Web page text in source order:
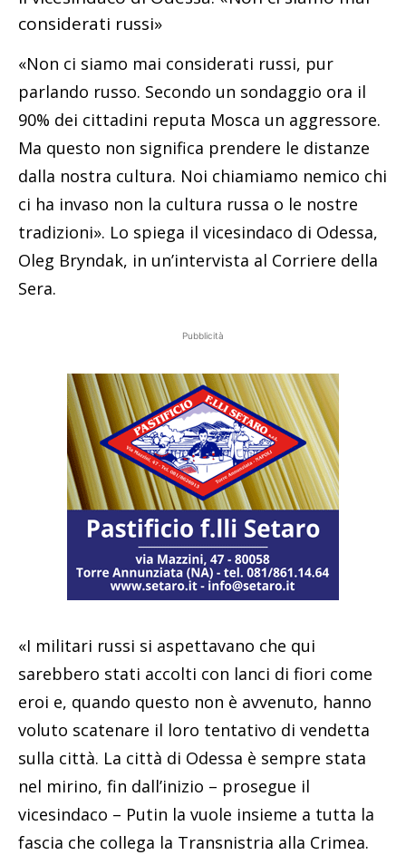
considerati russi»
«Non ci siamo mai considerati russi, pur
parlando russo. Secondo un sondaggio ora il
90% dei cittadini reputa Mosca un aggressore.
Ma questo non significa prendere le distanze
dalla nostra cultura. Noi chiamiamo nemico chi
ci ha invaso non la cultura russa o le nostre
tradizioni». Lo spiega il vicesindaco di Odessa,
Oleg Bryndak, in un’intervista al Corriere della
Sera.
Pubblicità
«I militari russi si aspettavano che qui
sarebbero stati accolti con lanci di fiori come
eroi e, quando questo non è avvenuto, hanno
voluto scatenare il loro tentativo di vendetta
sulla città. La città di Odessa è sempre stata
nel mirino, fin dall’inizio – prosegue il
vicesindaco – Putin la vuole insieme a tutta la
fascia che collega la Transnistria alla Crimea.